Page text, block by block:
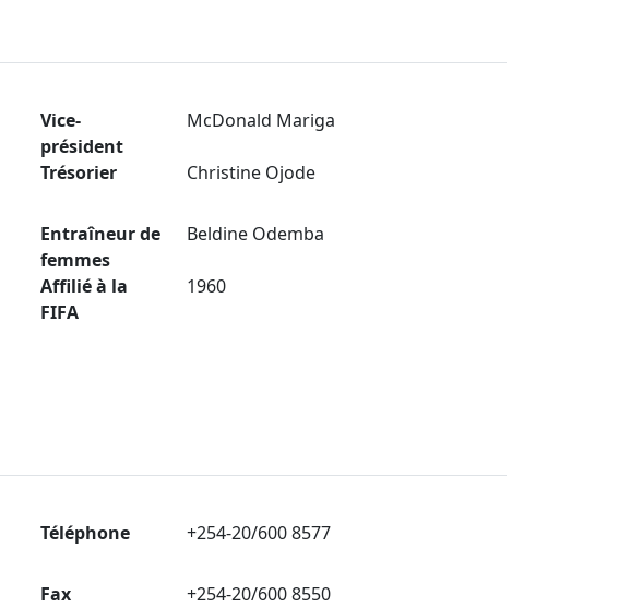
Vice-
président
McDonald Mariga
Trésorier Christine Ojode
Entraîneur de
femmes
Beldine Odemba
Affilié à la
FIFA
1960
Téléphone +254-20/600 8577
Fax
+254-20/600 8550